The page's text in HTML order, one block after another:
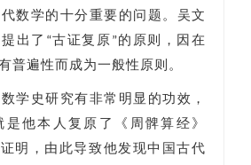
数学的十分重要的问题。吴文
出了“古证复原”的原则，因在
普遍性而成为一般性原则。
学史研究有非常明显的功效，
他本人复原了《周髀算经》
明，由此导致他发现中国古代